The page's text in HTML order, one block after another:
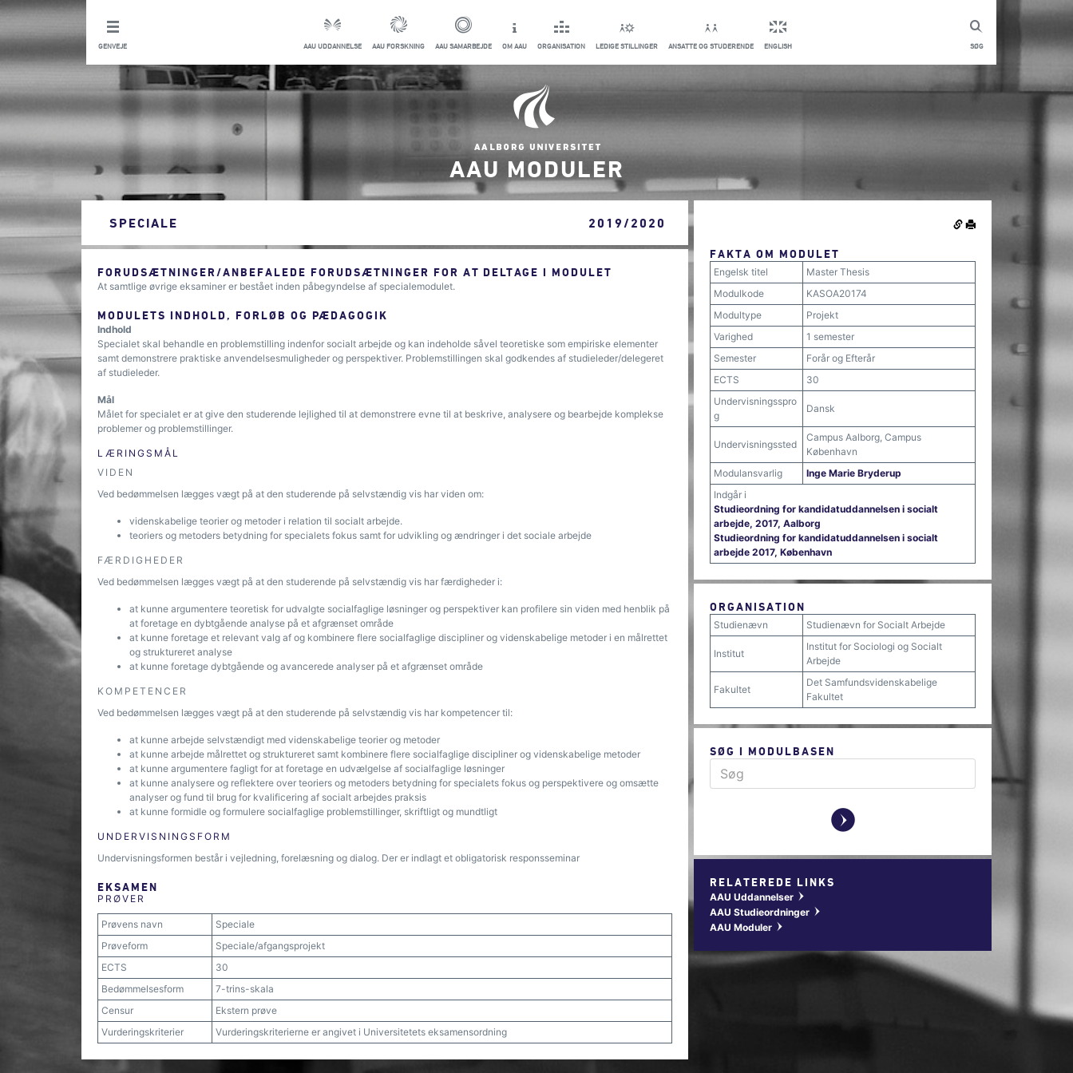
SØG
GENVEJE AAU UDDANNELSE AAU FORSKNING AAU SAMARBEJDE OM AAU ORGANISATION LEDIGE STILLINGER ANSATTE OG STUDERENDE ENGLISH
AAU MODULER
SPECIALE 2019/2020
FORUDSÆTNINGER/ANBEFALEDE FORUDSÆTNINGER FOR AT DELTAGE I MODULET
At samtlige øvrige eksaminer er bestået inden påbegyndelse af specialemodulet.
MODULETS INDHOLD, FORLØB OG PÆDAGOGIK
Indhold
Specialet skal behandle en problemstilling indenfor socialt arbejde og kan indeholde såvel teoretiske som empiriske elementer
samt demonstrere praktiske anvendelsesmuligheder og perspektiver. Problemstillingen skal godkendes af studieleder/delegeret
af studieleder.
Mål
Målet for specialet er at give den studerende lejlighed til at demonstrere evne til at beskrive, analysere og bearbejde komplekse
problemer og problemstillinger.
LÆRINGSMÅL
VIDEN
Ved bedømmelsen lægges vægt på at den studerende på selvstændig vis har viden om:
videnskabelige teorier og metoder i relation til socialt arbejde.
teoriers og metoders betydning for specialets fokus samt for udvikling og ændringer i det sociale arbejde
FÆRDIGHEDER
Ved bedømmelsen lægges vægt på at den studerende på selvstændig vis har færdigheder i:
at kunne argumentere teoretisk for udvalgte socialfaglige løsninger og perspektiver kan profilere sin viden med henblik på
at foretage en dybtgående analyse på et afgrænset område
at kunne foretage et relevant valg af og kombinere flere socialfaglige discipliner og videnskabelige metoder i en målrettet
og struktureret analyse
at kunne foretage dybtgående og avancerede analyser på et afgrænset område
KOMPETENCER
Ved bedømmelsen lægges vægt på at den studerende på selvstændig vis har kompetencer til:
at kunne arbejde selvstændigt med videnskabelige teorier og metoder
at kunne arbejde målrettet og struktureret samt kombinere flere socialfaglige discipliner og videnskabelige metoder
at kunne argumentere fagligt for at foretage en udvælgelse af socialfaglige løsninger
at kunne analysere og reflektere over teoriers og metoders betydning for specialets fokus og perspektivere og omsætte
analyser og fund til brug for kvalificering af socialt arbejdes praksis
at kunne formidle og formulere socialfaglige problemstillinger, skriftligt og mundtligt
UNDERVISNINGSFORM
Undervisningsformen består i vejledning, forelæsning og dialog. Der er indlagt et obligatorisk responsseminar
EKSAMEN
PRØVER
Prøvens navn
Speciale
Prøveform
Speciale/afgangsprojekt
ECTS
30
Bedømmelsesform
7-trins-skala
Censur
Ekstern prøve
Vurderingskriterier
Vurderingskriterierne er angivet i Universitetets eksamensordning
FAKTA OM MODULET
Engelsk titel
Master Thesis
Modulkode
KASOA20174
Modultype
Projekt
Varighed
1 semester
Semester
Forår og Efterår
ECTS
30
Undervisningsspro
g
Dansk
Undervisningssted
Campus Aalborg, Campus
København
Modulansvarlig
Inge Marie Bryderup
Indgår i
Studieordning for kandidatuddannelsen i socialt
arbejde, 2017, Aalborg
Studieordning for kandidatuddannelsen i socialt
arbejde 2017, København
ORGANISATION
Studienævn Studienævn for Socialt Arbejde
Institut
Institut for Sociologi og Socialt
Arbejde
Fakultet
Det Samfundsvidenskabelige
Fakultet
SØG I MODULBASEN
y
RELATEREDE LINKS
AAU Uddannelser w
AAU Studieordninger w
AAU Moduler w